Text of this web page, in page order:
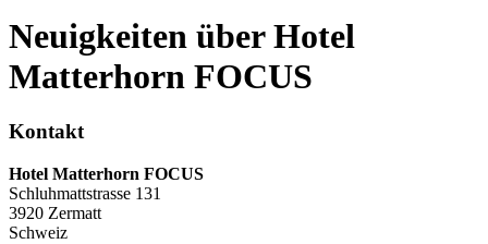
Neuigkeiten über Hotel
Matterhorn FOCUS
Kontakt
Hotel Matterhorn FOCUS
Schluhmattstrasse 131
3920 Zermatt
Schweiz